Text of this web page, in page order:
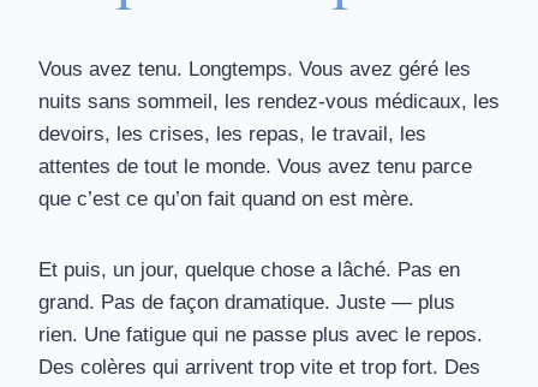
Vous avez tenu. Longtemps. Vous avez géré les
nuits sans sommeil, les rendez-vous médicaux, les
devoirs, les crises, les repas, le travail, les
attentes de tout le monde. Vous avez tenu parce
que c’est ce qu’on fait quand on est mère.
Et puis, un jour, quelque chose a lâché. Pas en
grand. Pas de façon dramatique. Juste — plus
rien. Une fatigue qui ne passe plus avec le repos.
Des colères qui arrivent trop vite et trop fort. Des